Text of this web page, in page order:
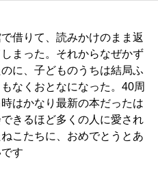
借りて、読みかけのまま返
まった。それからなぜかず
に、子どものうちは結局ふ
なくおとなになった。40周
はかなり最新の本だったは
きるほど多くの人に愛され
こたちに、おめでとうとあ
す